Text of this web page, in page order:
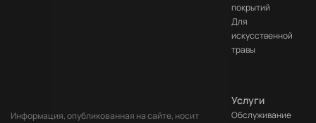
Информация, опубликованная на сайте, носит
покрытий
Для
искусственной
травы
Услуги
Обслуживание